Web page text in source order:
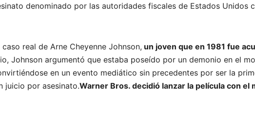
denominado por las autoridades fiscales de Estados Unidos
real de Arne Cheyenne Johnson, un joven que en 1981 fue
Johnson argumentó que estaba poseído por un demonio en el
en un evento mediático sin precedentes por ser la
juicio por asesinato.Warner Bros. decidió lanzar la película con el